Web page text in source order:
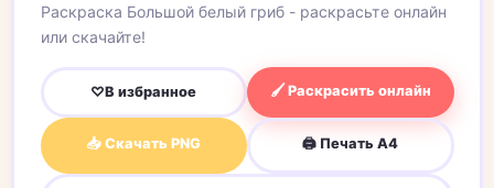
Раскраска Большой белый гриб - раскрасьте онлайн
или скачайте!
♡В избранное 🖌 Раскрасить онлайн
📥 Скачать PNG 🖨 Печать A4